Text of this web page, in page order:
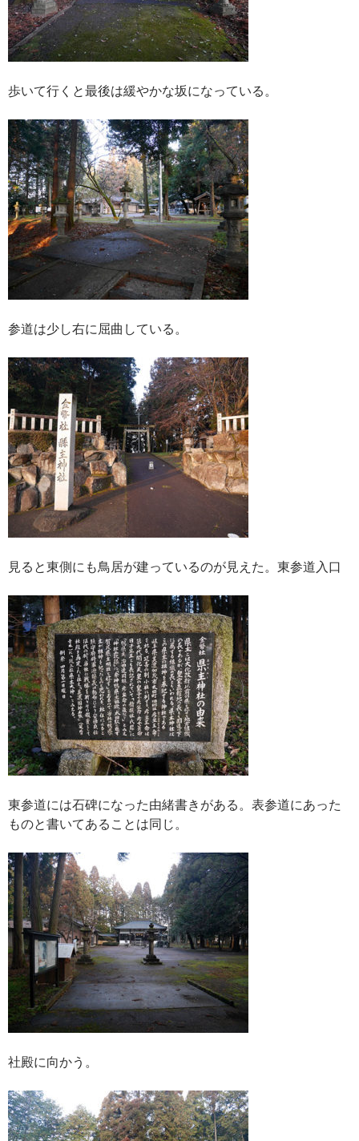
歩いて行くと最後は緩やかな坂になっている。
参道は少し右に屈曲している。
見ると東側にも鳥居が建っているのが見えた。東参道入口
東参道には石碑になった由緒書きがある。表参道にあった
ものと書いてあることは同じ。
社殿に向かう。